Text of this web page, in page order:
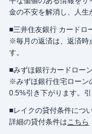
金の不安を解消し、人生
■三井住友銀行 カードロ
※毎月の返済は、返済時
す。
■みずほ銀行カードロー
※みずほ銀行住宅ローン
0.5%引き下がります。
■レイクの貸付条件につ
詳細の貸付条件はこちら